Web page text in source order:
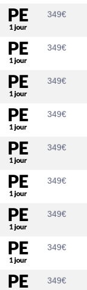
349€
349€
349€
349€
349€
349€
349€
349€
349€